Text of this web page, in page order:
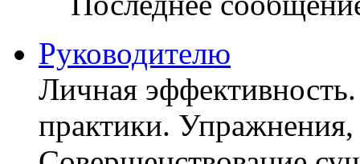
Руководителю
Личная
практики.